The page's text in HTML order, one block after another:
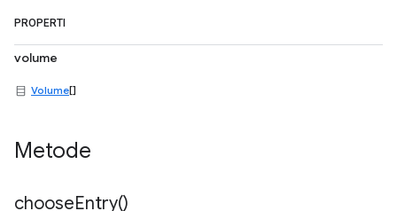
PROPERTI
volume
Volume[]
Metode
chooseEntry()